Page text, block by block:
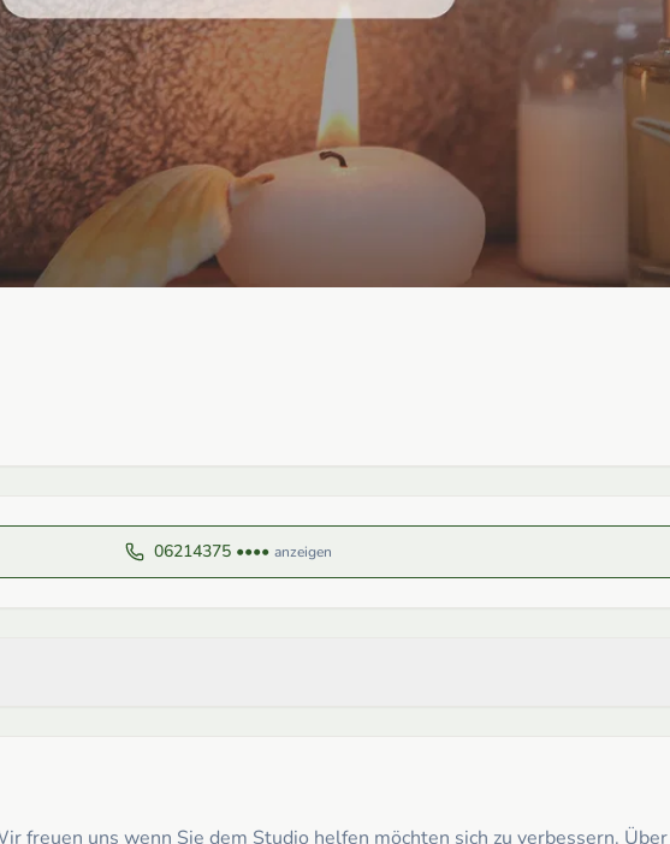
06214375 •••• anzeigen
freuen uns wenn Sie dem Studio helfen möchten sich zu verbessern.